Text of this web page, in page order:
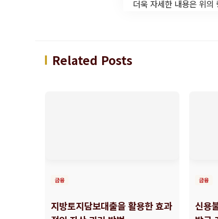
더욱 자세한 내용은 위의
Related Posts
금융
지방토지담보대출을 활용한 효과
금융
신용